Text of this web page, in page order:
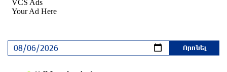
Եվրոպայի մայրաքաղաքները գրանցում են
շոգի նոր ռեկորդներ